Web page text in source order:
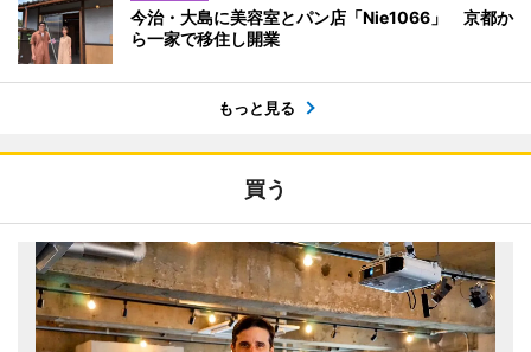
今治・大島に美容室とパン店「Nie1066」 京都か
ら一家で移住し開業
もっと見る
買う